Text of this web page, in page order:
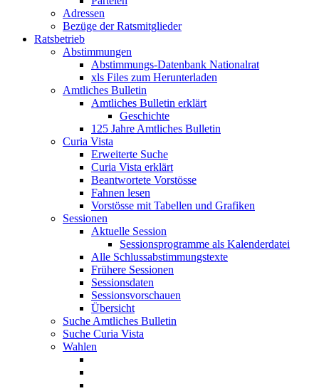
Adressen
Bezüge der Ratsmitglieder
Ratsbetrieb
Abstimmungen
Abstimmungs-Datenbank Nationalrat
xls Files zum Herunterladen
Amtliches Bulletin
Amtliches Bulletin erklärt
Geschichte
125 Jahre Amtliches Bulletin
Curia Vista
Erweiterte Suche
Curia Vista erklärt
Beantwortete Vorstösse
Fahnen lesen
Vorstösse mit Tabellen und Grafiken
Sessionen
Aktuelle Session
Sessionsprogramme als Kalenderdatei
Alle Schlussabstimmungstexte
Frühere Sessionen
Sessionsdaten
Sessionsvorschauen
Übersicht
Suche Amtliches Bulletin
Suche Curia Vista
Wahlen